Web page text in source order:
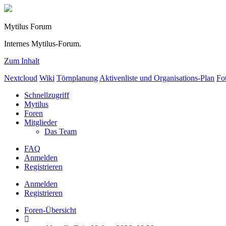
Mytilus Forum
Internes Mytilus-Forum.
Zum Inhalt
Nextcloud Wiki Törnplanung Aktivenliste und Organisations-Plan
Schnellzugriff
Mytilus
Foren
Mitglieder
Das Team
FAQ
Anmelden
Registrieren
Anmelden
Registrieren
Foren-Übersicht